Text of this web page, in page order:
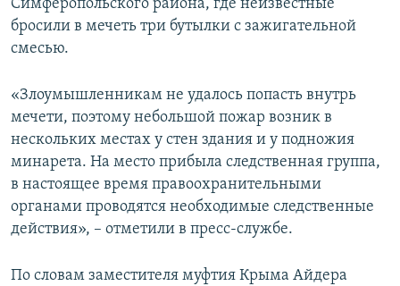
Симферопольского района, где неизвестные
бросили в мечеть три бутылки с зажигательной
смесью.
«Злоумышленникам не удалось попасть внутрь
мечети, поэтому небольшой пожар возник в
нескольких местах у стен здания и у подножия
минарета. На место прибыла следственная группа,
в настоящее время правоохранительными
органами проводятся необходимые следственные
действия», – отметили в пресс-службе.
По словам заместителя муфтия Крыма Айдера